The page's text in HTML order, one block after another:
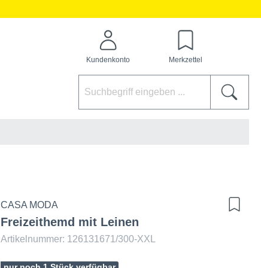
Kundenkonto Merkzettel
CASA MODA
Freizeithemd mit Leinen
Artikelnummer: 126131671/300-XXL